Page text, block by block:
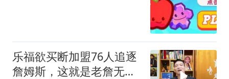
乐福欲买断加盟76人追逐
詹姆斯，这就是老詹无与